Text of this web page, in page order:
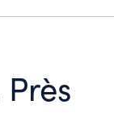
Près